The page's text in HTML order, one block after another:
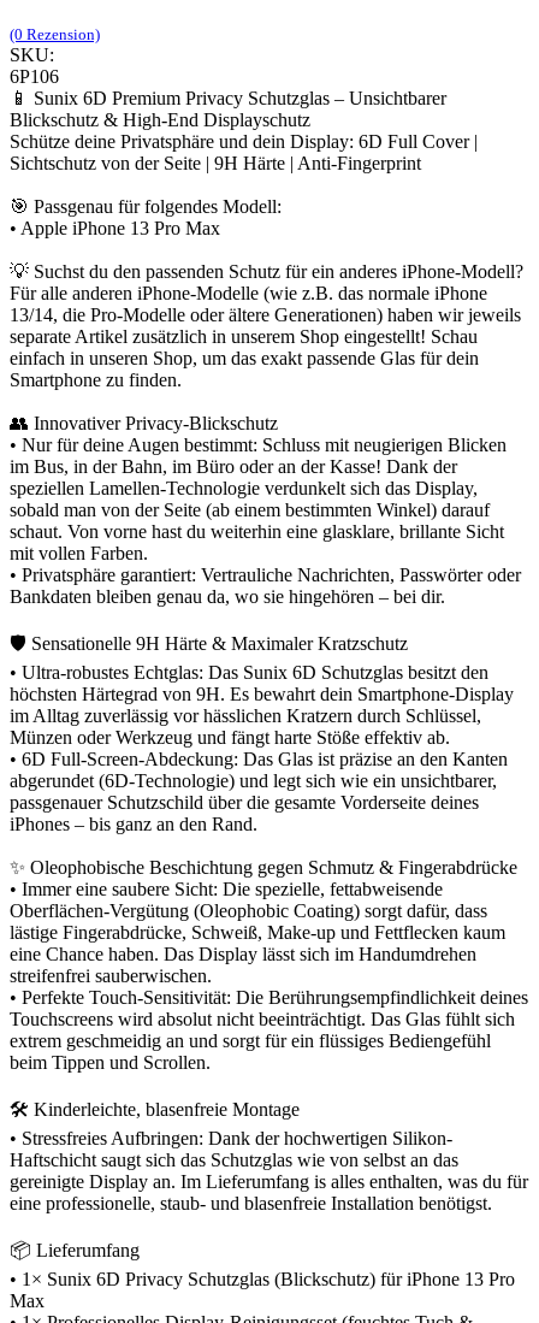
(0 Rezension)
SKU:
6P106
📱 Sunix 6D Premium Privacy Schutzglas – Unsichtbarer
Blickschutz & High-End Displayschutz
Schütze deine Privatsphäre und dein Display: 6D Full Cover |
Sichtschutz von der Seite | 9H Härte | Anti-Fingerprint
🎯 Passgenau für folgendes Modell:
• Apple iPhone 13 Pro Max
💡 Suchst du den passenden Schutz für ein anderes iPhone-Modell?
Für alle anderen iPhone-Modelle (wie z.B. das normale iPhone
13/14, die Pro-Modelle oder ältere Generationen) haben wir jeweils
separate Artikel zusätzlich in unserem Shop eingestellt! Schau
einfach in unseren Shop, um das exakt passende Glas für dein
Smartphone zu finden.
👥 Innovativer Privacy-Blickschutz
• Nur für deine Augen bestimmt: Schluss mit neugierigen Blicken
im Bus, in der Bahn, im Büro oder an der Kasse! Dank der
speziellen Lamellen-Technologie verdunkelt sich das Display,
sobald man von der Seite (ab einem bestimmten Winkel) darauf
schaut. Von vorne hast du weiterhin eine glasklare, brillante Sicht
mit vollen Farben.
• Privatsphäre garantiert: Vertrauliche Nachrichten, Passwörter oder
Bankdaten bleiben genau da, wo sie hingehören – bei dir.
🛡️ Sensationelle 9H Härte & Maximaler Kratzschutz
• Ultra-robustes Echtglas: Das Sunix 6D Schutzglas besitzt den
höchsten Härtegrad von 9H. Es bewahrt dein Smartphone-Display
im Alltag zuverlässig vor hässlichen Kratzern durch Schlüssel,
Münzen oder Werkzeug und fängt harte Stöße effektiv ab.
• 6D Full-Screen-Abdeckung: Das Glas ist präzise an den Kanten
abgerundet (6D-Technologie) und legt sich wie ein unsichtbarer,
passgenauer Schutzschild über die gesamte Vorderseite deines
iPhones – bis ganz an den Rand.
✨ Oleophobische Beschichtung gegen Schmutz & Fingerabdrücke
• Immer eine saubere Sicht: Die spezielle, fettabweisende
Oberflächen-Vergütung (Oleophobic Coating) sorgt dafür, dass
lästige Fingerabdrücke, Schweiß, Make-up und Fettflecken kaum
eine Chance haben. Das Display lässt sich im Handumdrehen
streifenfrei sauberwischen.
• Perfekte Touch-Sensitivität: Die Berührungsempfindlichkeit deines
Touchscreens wird absolut nicht beeinträchtigt. Das Glas fühlt sich
extrem geschmeidig an und sorgt für ein flüssiges Bediengefühl
beim Tippen und Scrollen.
🛠️ Kinderleichte, blasenfreie Montage
• Stressfreies Aufbringen: Dank der hochwertigen Silikon-
Haftschicht saugt sich das Schutzglas wie von selbst an das
gereinigte Display an. Im Lieferumfang is alles enthalten, was du für
eine professionelle, staub- und blasenfreie Installation benötigst.
📦 Lieferumfang
• 1× Sunix 6D Privacy Schutzglas (Blickschutz) für iPhone 13 Pro
Max